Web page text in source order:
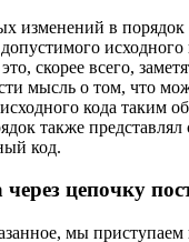
изменений в порядок
исходного
скорее всего,
мысль о том, что
кода таким
также представлял
код.
цепочку
мы приступаем